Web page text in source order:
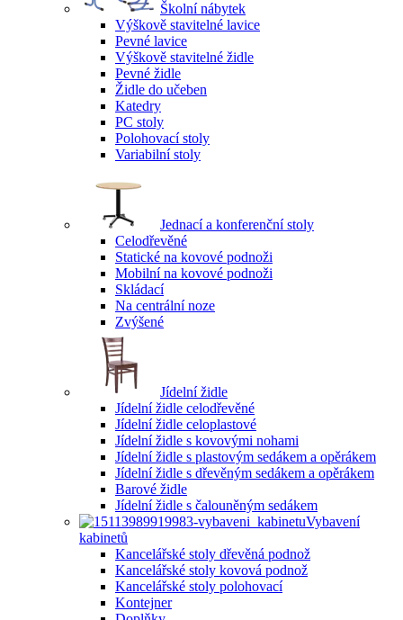
Školní nábytek
Výškově stavitelné lavice
Pevné lavice
Výškově stavitelné židle
Pevné židle
Židle do učeben
Katedry
PC stoly
Polohovací stoly
Variabilní stoly
Jednací a konferenční stoly
Celodřevěné
Statické na kovové podnoži
Mobilní na kovové podnoži
Skládací
Na centrální noze
Zvýšené
Jídelní židle
Jídelní židle celodřevěné
Jídelní židle celoplastové
Jídelní židle s kovovými nohami
Jídelní židle s plastovým sedákem a opěrákem
Jídelní židle s dřevěným sedákem a opěrákem
Barové židle
Jídelní židle s čalouněným sedákem
Vybavení
kabinetů
Kancelářské stoly dřevěná podnož
Kancelářské stoly kovová podnož
Kancelářské stoly polohovací
Kontejner